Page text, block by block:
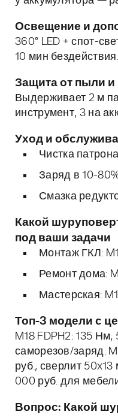
Освещение и
360° LED + спот-
10 мин бездействия.
Защита от пыли и
Выдерживает 2 м
инструмент, 3 на
Уход и
Чистка
Заряд в 10-
Смазка
Какой
под ваши задачи
Монтаж ГКЛ:
Ремонт дома:
Мастерская:
Топ-3 модели с
M18 FDPH2: 135
саморезов/заряд.
руб., сверлит
000 руб. для
Вопрос: Какой